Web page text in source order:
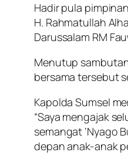
Hadir pula
H. Rahmatullah
Darussalam RM
Menutup
bersama tersebut
Kapolda Sumsel
“Saya mengajak
semangat ‘Nyago
depan anak-anak